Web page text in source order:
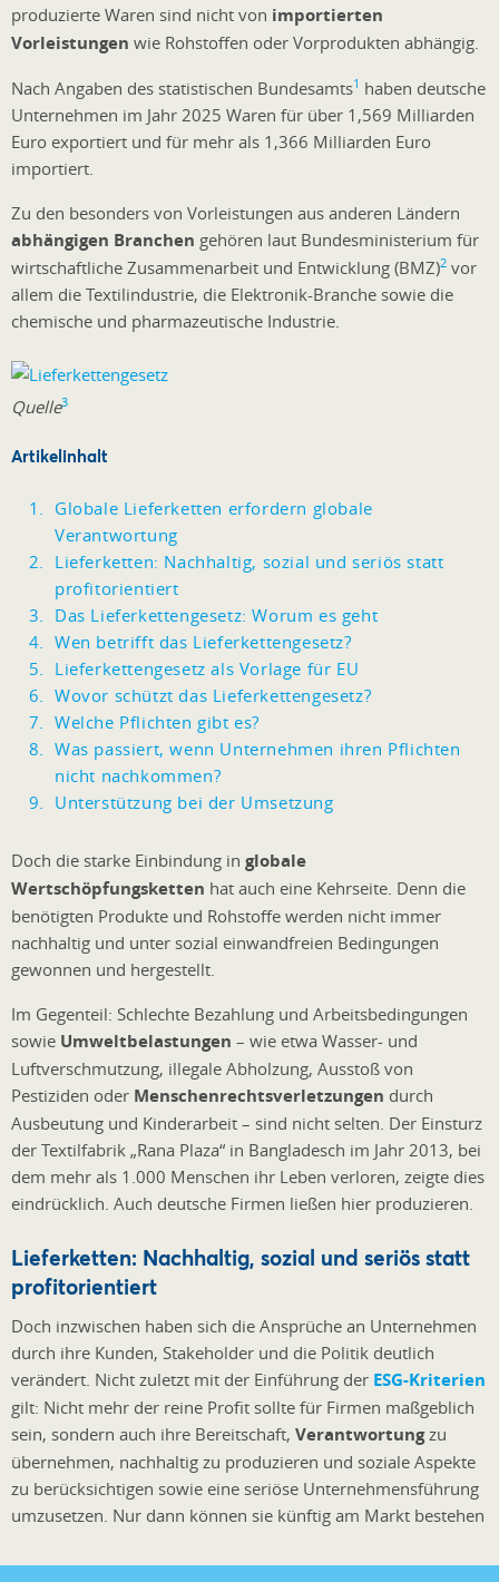
produzierte Waren sind nicht von importierten
Vorleistungen wie Rohstoffen oder Vorprodukten abhängig.
Nach Angaben des statistischen Bundesamts1 haben deutsche
Unternehmen im Jahr 2025 Waren für über 1,569 Milliarden
Euro exportiert und für mehr als 1,366 Milliarden Euro
importiert.
Zu den besonders von Vorleistungen aus anderen Ländern
abhängigen Branchen gehören laut Bundesministerium für
wirtschaftliche Zusammenarbeit und Entwicklung (BMZ)2 vor
allem die Textilindustrie, die Elektronik-Branche sowie die
chemische und pharmazeutische Industrie.
Quelle3
Artikelinhalt
Globale Lieferketten erfordern globale
Verantwortung
Lieferketten: Nachhaltig, sozial und seriös statt
profitorientiert
Das Lieferkettengesetz: Worum es geht
Wen betrifft das Lieferkettengesetz?
Lieferkettengesetz als Vorlage für EU
Wovor schützt das Lieferkettengesetz?
Welche Pflichten gibt es?
Was passiert, wenn Unternehmen ihren Pflichten
nicht nachkommen?
Unterstützung bei der Umsetzung
Doch die starke Einbindung in globale
Wertschöpfungsketten hat auch eine Kehrseite. Denn die
benötigten Produkte und Rohstoffe werden nicht immer
nachhaltig und unter sozial einwandfreien Bedingungen
gewonnen und hergestellt.
Im Gegenteil: Schlechte Bezahlung und Arbeitsbedingungen
sowie Umweltbelastungen – wie etwa Wasser- und
Luftverschmutzung, illegale Abholzung, Ausstoß von
Pestiziden oder Menschenrechtsverletzungen durch
Ausbeutung und Kinderarbeit – sind nicht selten. Der Einsturz
der Textilfabrik „Rana Plaza“ in Bangladesch im Jahr 2013, bei
dem mehr als 1.000 Menschen ihr Leben verloren, zeigte dies
eindrücklich. Auch deutsche Firmen ließen hier produzieren.
Lieferketten: Nachhaltig, sozial und seriös statt
profitorientiert
Doch inzwischen haben sich die Ansprüche an Unternehmen
durch ihre Kunden, Stakeholder und die Politik deutlich
verändert. Nicht zuletzt mit der Einführung der ESG-Kriterien
gilt: Nicht mehr der reine Profit sollte für Firmen maßgeblich
sein, sondern auch ihre Bereitschaft, Verantwortungzu
übernehmen, nachhaltig zu produzieren und soziale Aspekte
zu berücksichtigen sowie eine seriöse Unternehmensführung
umzusetzen. Nur dann können sie künftig am Markt bestehen